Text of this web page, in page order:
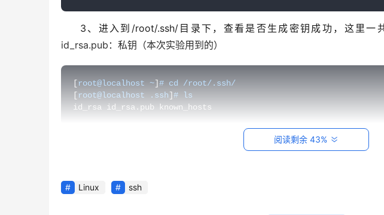
3、进入到/root/.ssh/目录下，查看是否生成密钥成功，这里一
id_rsa.pub：私钥（本次实验用到的）
[root@localhost ~]# cd /root/.ssh/
[root@localhost .ssh]# ls
4、通过命令复制私钥到服务器端，这里因为还没免密登录所以这里会要
[root@localhost .ssh]
root@192.168.137
阅读剩余 43%
Linux ssh